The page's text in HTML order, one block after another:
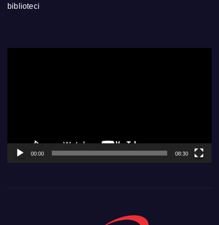
biblioteci
00:00 08:30